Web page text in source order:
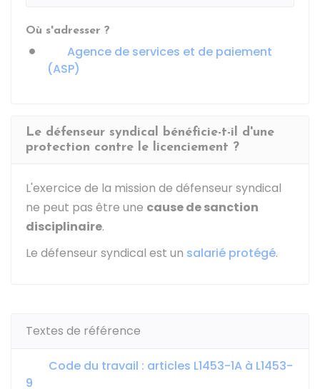
Où s'adresser ?
Agence de services et de paiement
(ASP)
Le défenseur syndical bénéficie-t-il d'une
protection contre le licenciement ?
L'exercice de la mission de défenseur syndical
ne peut pas être une cause de sanction
disciplinaire.
Le défenseur syndical est un salarié protégé.
Textes de référence
Code du travail : articles L1453-1A à L1453-
9